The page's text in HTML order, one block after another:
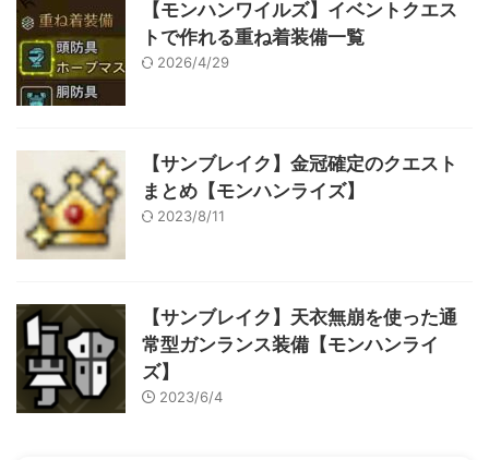
【モンハンワイルズ】イベントクエス
トで作れる重ね着装備一覧
2026/4/29
【サンブレイク】金冠確定のクエスト
まとめ【モンハンライズ】
2023/8/11
【サンブレイク】天衣無崩を使った通
常型ガンランス装備【モンハンライ
ズ】
2023/6/4